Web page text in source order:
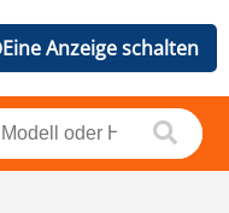
Eine Anzeige schalten